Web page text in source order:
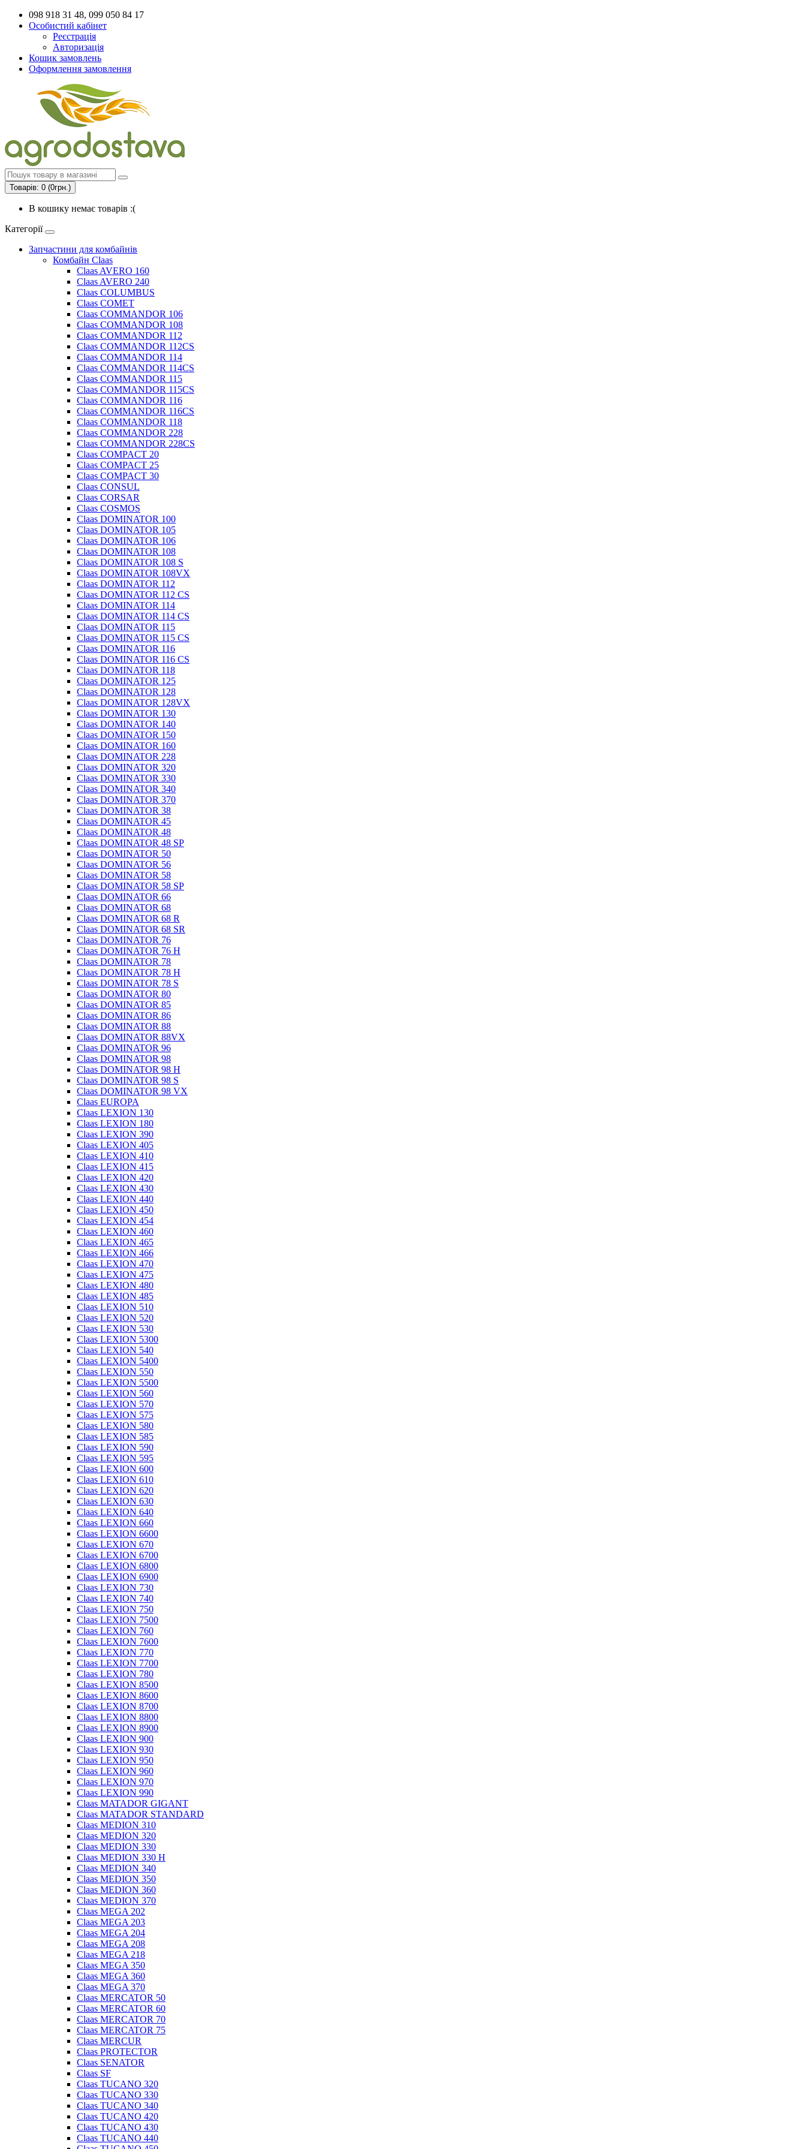
098 918 31 48, 099 050 84 17
Особистий кабінет
Реєстрація
Авторизація
Кошик замовлень
Оформлення замовлення
Товарів: 0 (0грн.)
В кошику немає товарів :(
Категорії
Запчастини для комбайнів
Комбайн Claas
Claas AVERO 160
Claas AVERO 240
Claas COLUMBUS
Claas COMET
Claas COMMANDOR 106
Claas COMMANDOR 108
Claas COMMANDOR 112
Claas COMMANDOR 112CS
Claas COMMANDOR 114
Claas COMMANDOR 114CS
Claas COMMANDOR 115
Claas COMMANDOR 115CS
Claas COMMANDOR 116
Claas COMMANDOR 116CS
Claas COMMANDOR 118
Claas COMMANDOR 228
Claas COMMANDOR 228CS
Claas COMPACT 20
Claas COMPACT 25
Claas COMPACT 30
Claas CONSUL
Claas CORSAR
Claas COSMOS
Claas DOMINATOR 100
Claas DOMINATOR 105
Claas DOMINATOR 106
Claas DOMINATOR 108
Claas DOMINATOR 108 S
Claas DOMINATOR 108VX
Claas DOMINATOR 112
Claas DOMINATOR 112 CS
Claas DOMINATOR 114
Claas DOMINATOR 114 CS
Claas DOMINATOR 115
Claas DOMINATOR 115 CS
Claas DOMINATOR 116
Claas DOMINATOR 116 CS
Claas DOMINATOR 118
Claas DOMINATOR 125
Claas DOMINATOR 128
Claas DOMINATOR 128VX
Claas DOMINATOR 130
Claas DOMINATOR 140
Claas DOMINATOR 150
Claas DOMINATOR 160
Claas DOMINATOR 228
Claas DOMINATOR 320
Claas DOMINATOR 330
Claas DOMINATOR 340
Claas DOMINATOR 370
Claas DOMINATOR 38
Claas DOMINATOR 45
Claas DOMINATOR 48
Claas DOMINATOR 48 SP
Claas DOMINATOR 50
Claas DOMINATOR 56
Claas DOMINATOR 58
Claas DOMINATOR 58 SP
Claas DOMINATOR 66
Claas DOMINATOR 68
Claas DOMINATOR 68 R
Claas DOMINATOR 68 SR
Claas DOMINATOR 76
Claas DOMINATOR 76 H
Claas DOMINATOR 78
Claas DOMINATOR 78 H
Claas DOMINATOR 78 S
Claas DOMINATOR 80
Claas DOMINATOR 85
Claas DOMINATOR 86
Claas DOMINATOR 88
Claas DOMINATOR 88VX
Claas DOMINATOR 96
Claas DOMINATOR 98
Claas DOMINATOR 98 H
Claas DOMINATOR 98 S
Claas DOMINATOR 98 VX
Claas EUROPA
Claas LEXION 130
Claas LEXION 180
Claas LEXION 390
Claas LEXION 405
Claas LEXION 410
Claas LEXION 415
Claas LEXION 420
Claas LEXION 430
Claas LEXION 440
Claas LEXION 450
Claas LEXION 454
Claas LEXION 460
Claas LEXION 465
Claas LEXION 466
Claas LEXION 470
Claas LEXION 475
Claas LEXION 480
Claas LEXION 485
Claas LEXION 510
Claas LEXION 520
Claas LEXION 530
Claas LEXION 5300
Claas LEXION 540
Claas LEXION 5400
Claas LEXION 550
Claas LEXION 5500
Claas LEXION 560
Claas LEXION 570
Claas LEXION 575
Claas LEXION 580
Claas LEXION 585
Claas LEXION 590
Claas LEXION 595
Claas LEXION 600
Claas LEXION 610
Claas LEXION 620
Claas LEXION 630
Claas LEXION 640
Claas LEXION 660
Claas LEXION 6600
Claas LEXION 670
Claas LEXION 6700
Claas LEXION 6800
Claas LEXION 6900
Claas LEXION 730
Claas LEXION 740
Claas LEXION 750
Claas LEXION 7500
Claas LEXION 760
Claas LEXION 7600
Claas LEXION 770
Claas LEXION 7700
Claas LEXION 780
Claas LEXION 8500
Claas LEXION 8600
Claas LEXION 8700
Claas LEXION 8800
Claas LEXION 8900
Claas LEXION 900
Claas LEXION 930
Claas LEXION 950
Claas LEXION 960
Claas LEXION 970
Claas LEXION 990
Claas MATADOR GIGANT
Claas MATADOR STANDARD
Claas MEDION 310
Claas MEDION 320
Claas MEDION 330
Claas MEDION 330 H
Claas MEDION 340
Claas MEDION 350
Claas MEDION 360
Claas MEDION 370
Claas MEGA 202
Claas MEGA 203
Claas MEGA 204
Claas MEGA 208
Claas MEGA 218
Claas MEGA 350
Claas MEGA 360
Claas MEGA 370
Claas MERCATOR 50
Claas MERCATOR 60
Claas MERCATOR 70
Claas MERCATOR 75
Claas MERCUR
Claas PROTECTOR
Claas SENATOR
Claas SF
Claas TUCANO 320
Claas TUCANO 330
Claas TUCANO 340
Claas TUCANO 420
Claas TUCANO 430
Claas TUCANO 440